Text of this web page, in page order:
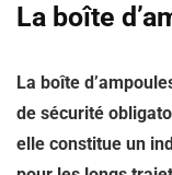
La boîte
La boîte
de sécurité
elle constitue un